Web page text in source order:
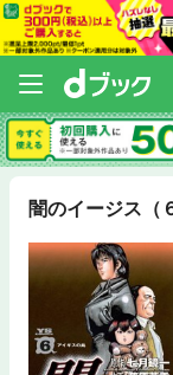
闇のイージス（